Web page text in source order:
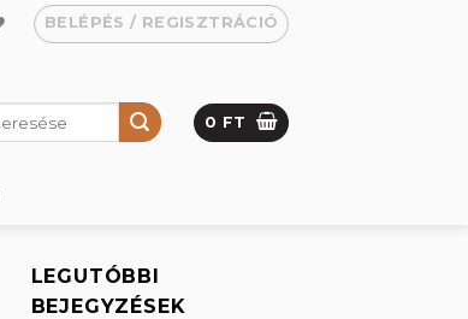
BELÉPÉS / REGISZTRÁCIÓ
0 FT
LEGUTÓBBI
BEJEGYZÉSEK